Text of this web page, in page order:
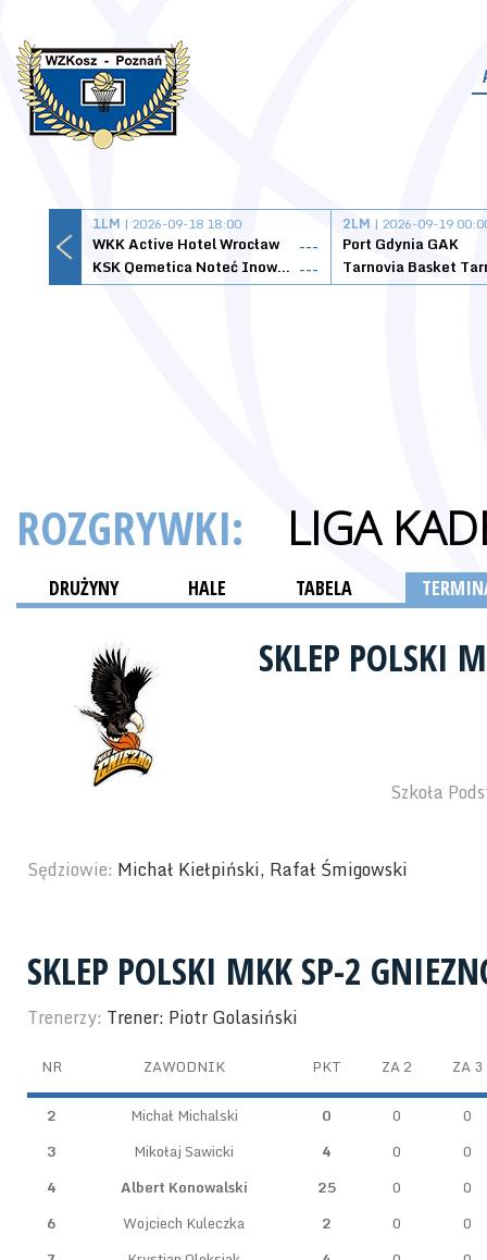
1LM | 2026-09-18 18:00
WKK Active Hotel Wrocław
---
KSK Qemetica Noteć Inowrocław ---
2LM | 2026-09-19
Port Gdynia GAK
ROZGRYWKI: LIGA
DRUŻYNY HALE TABELA
SKLEP POLSKI
Szkoła
Sędziowie: Michał Kiełpiński, Rafał Śmigowski
SKLEP POLSKI MKK SP-2
Trenerzy: Trener: Piotr Golasiński
NR ZAWODNIK PKT ZA 2 ZA 3
2 Michał Michalski 0 0
0
3
Mikołaj Sawicki 4 0
0
4
Albert Konowalski 25 0
0
6
Wojciech Kuleczka 2 0
0